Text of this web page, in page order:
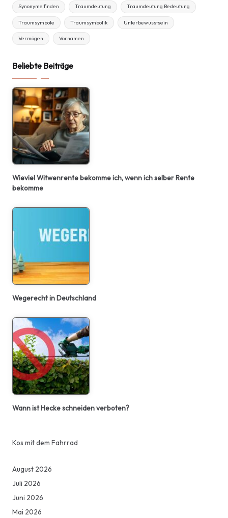
Synonyme finden Traumdeutung Traumdeutung Bedeutung
Traumsymbole Traumsymbolik Unterbewusstsein
Vermögen Vornamen
Beliebte Beiträge
Wieviel Witwenrente bekomme ich, wenn ich selber Rente
bekomme
Wegerecht in Deutschland
Wann ist Hecke schneiden verboten?
Kos mit dem Fahrrad
August 2026
Juli 2026
Juni 2026
Mai 2026